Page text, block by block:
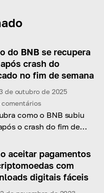
do BNB se recupera
crash do
no fim de semana
de outubro de 2025
comentários
como o BNB subiu
o crash do fim de
sólidos e apoio
aceitar pagamentos
com
digitais fáceis